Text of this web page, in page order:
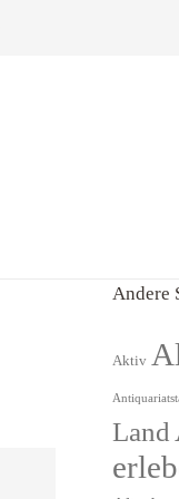
Andere
Aktiv
Land